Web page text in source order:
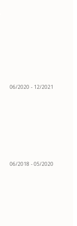
06/2020 - 12/2021
06/2018 - 05/2020